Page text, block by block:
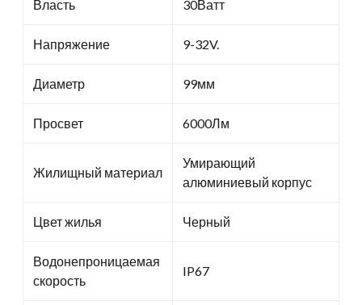
Власть 30Ватт
Напряжение 9-32V.
Диаметр 99мм
Просвет 6000Лм
Жилищный материал
Умирающий
алюминиевый корпус
Цвет жилья Черный
Водонепроницаемая
скорость
IP67